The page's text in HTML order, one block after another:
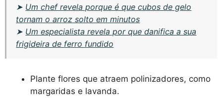
➤ Um chef revela porque é que cubos de gelo
tornam o arroz solto em minutos
➤ Um especialista revela por que danifica a sua
frigideira de ferro fundido
Plante flores que atraem polinizadores, como
margaridas e lavanda.